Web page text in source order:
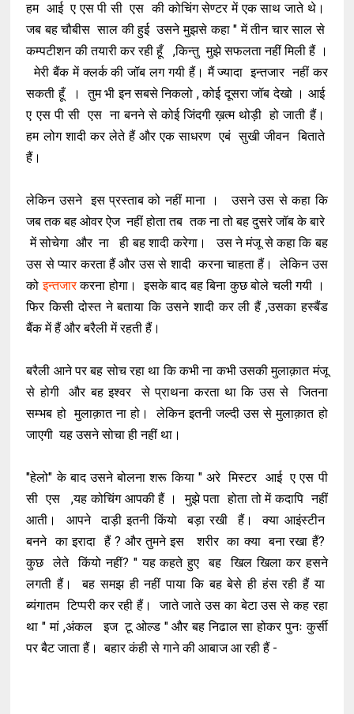
हम आई ए एस पी सी एस की कोचिंग सेण्टर में एक साथ जाते थे।
जब बह चौबीस साल की हुई उसने मुझसे कहा " में तीन चार साल से
कम्पटीशन की तयारी कर रही हूँ ,किन्तु मुझे सफलता नहीं मिली हैं ।
मेरी बैंक में क्लर्क की जॉब लग गयी हैं। मैं ज्यादा इन्तजार नहीं कर
सकती हूँ । तुम भी इन सबसे निकलो , कोई दूसरा जॉब देखो । आई
ए एस पी सी एस ना बनने से कोई जिंदगी ख़त्म थोड़ी हो जाती हैं।
हम लोग शादी कर लेते हैं और एक साधरण एबं सुखी जीवन बिताते
हैं।
लेकिन उसने इस प्रस्ताब को नहीं माना । उसने उस से कहा कि
जब तक बह ओवर ऐज नहीं होता तब तक ना तो बह दुसरे जॉब के बारे
में सोचेगा और ना ही बह शादी करेगा। उस ने मंजू से कहा कि बह
उस से प्यार करता हैं और उस से शादी करना चाहता हैं। लेकिन उस
कोइन्तजारकरना होगा। इसके बाद बह बिना कुछ बोले चली गयी ।
फिर किसी दोस्त ने बताया कि उसने शादी कर ली हैं ,उसका हस्बैंड
बैंक में हैं और बरैली में रहती हैं।
बरैली आने पर बह सोच रहा था कि कभी ना कभी उसकी मुलाक़ात मंजू
से होगी और बह इश्वर से प्राथना करता था कि उस से जितना
सम्भब हो मुलाक़ात ना हो। लेकिन इतनी जल्दी उस से मुलाक़ात हो
जाएगी यह उसने सोचा ही नहीं था।
"हेलो" के बाद उसने बोलना शरू किया " अरे मिस्टर आई ए एस पी
सी एस ,यह कोचिंग आपकी हैं । मुझे पता होता तो में कदापि नहीं
आती। आपने दाड़ी इतनी किंयो बड़ा रखी हैं। क्या आइंस्टीन
बनने का इरादा हैं ? और तुमने इस शरीर का क्या बना रखा हैं?
कुछ लेते किंयो नहीं? " यह कहते हुए बह खिल खिला कर हसने
लगती हैं। बह समझ ही नहीं पाया कि बह बेसे ही हंस रही हैं या
ब्यंगातम टिप्परी कर रही हैं। जाते जाते उस का बेटा उस से कह रहा
था " मां ,अंकल इज टू ओल्ड " और बह निढाल सा होकर पुनः कुर्सी
पर बैट जाता हैं। बहार कंही से गाने की आबाज आ रही हैं -